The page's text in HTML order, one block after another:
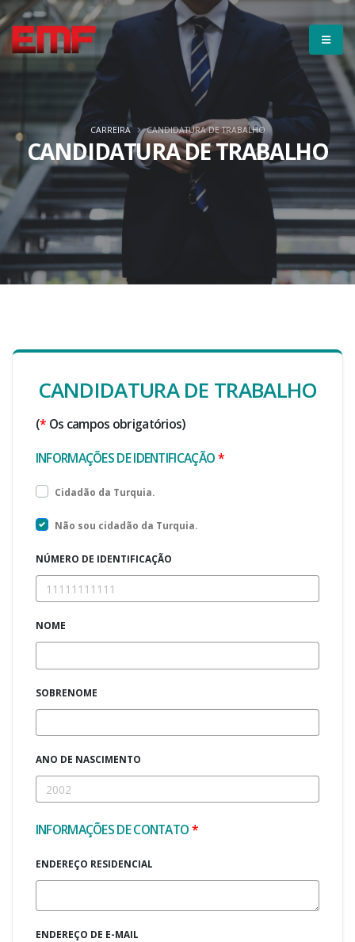
CANDIDATURA DE TRABALHO
CARREIRA CANDIDATURA DE TRABALHO
CANDIDATURA DE TRABALHO
(* Os campos obrigatórios)
INFORMAÇÕES DE IDENTIFICAÇÃO*
Cidadão da Turquia.
Não sou cidadão da Turquia.
NÚMERO DE IDENTIFICAÇÃO
NOME
SOBRENOME
ANO DE NASCIMENTO
INFORMAÇÕES DE CONTATO*
ENDEREÇO RESIDENCIAL
ENDEREÇO DE E-MAIL